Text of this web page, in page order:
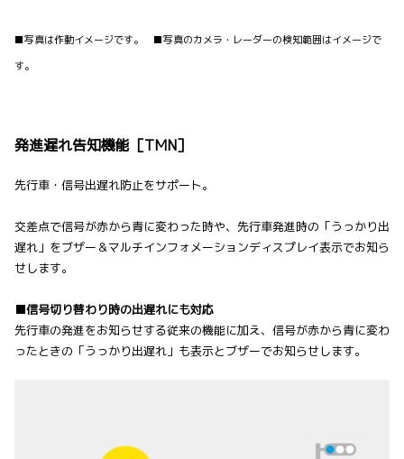
■写真は作動イメージです。 ■写真のカメラ・レーダーの検知範囲はイメージで
す。
発進遅れ告知機能［TMN］
先行車・信号出遅れ防止をサポート。
交差点で信号が赤から青に変わった時や、先行車発進時の「うっかり出
遅れ」をブザー＆マルチインフォメーションディスプレイ表示でお知ら
せします。
■信号切り替わり時の出遅れにも対応
先行車の発進をお知らせする従来の機能に加え、信号が赤から青に変わ
ったときの「うっかり出遅れ」も表示とブザーでお知らせします。